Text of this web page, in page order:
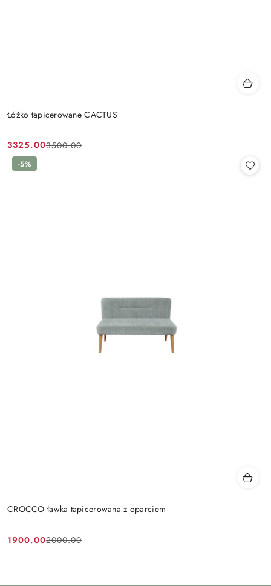
Łóżko tapicerowane CACTUS
Cena
promocyjna:
3325.00
Cena
przed
3500.00
CROCCO ławka tapicerowana z oparciem
Cena
1900.00
Cena
2000.00
-5%